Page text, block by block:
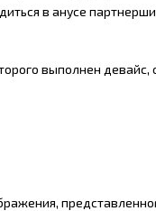
в анусе
выполнен